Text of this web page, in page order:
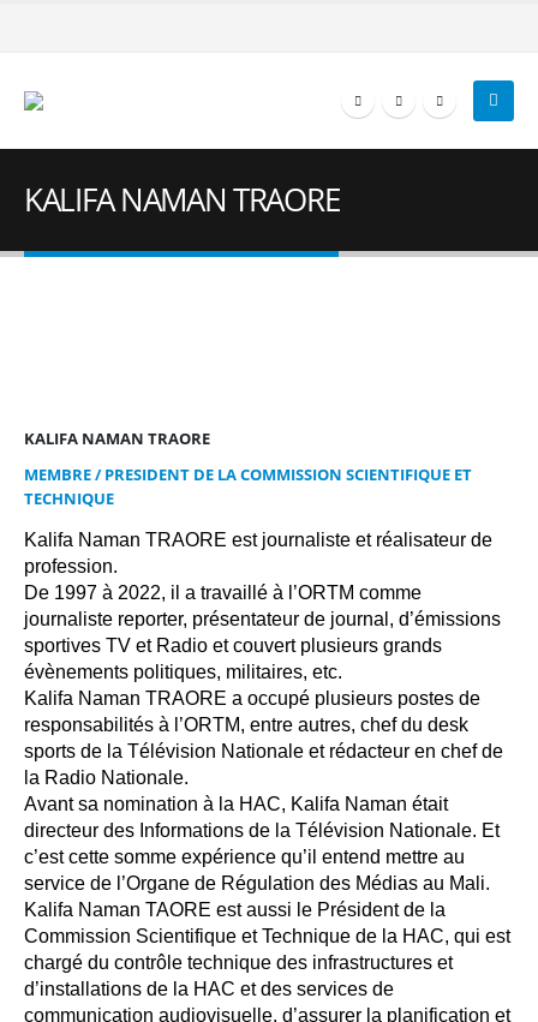
KALIFA NAMAN TRAORE
KALIFA NAMAN TRAORE
MEMBRE / PRESIDENT DE LA COMMISSION SCIENTIFIQUE ET
TECHNIQUE
Kalifa Naman TRAORE est journaliste et réalisateur de
profession.
De 1997 à 2022, il a travaillé à l’ORTM comme
journaliste reporter, présentateur de journal, d’émissions
sportives TV et Radio et couvert plusieurs grands
évènements politiques, militaires, etc.
Kalifa Naman TRAORE a occupé plusieurs postes de
responsabilités à l’ORTM, entre autres, chef du desk
sports de la Télévision Nationale et rédacteur en chef de
la Radio Nationale.
Avant sa nomination à la HAC, Kalifa Naman était
directeur des Informations de la Télévision Nationale. Et
c’est cette somme expérience qu’il entend mettre au
service de l’Organe de Régulation des Médias au Mali.
Kalifa Naman TAORE est aussi le Président de la
Commission Scientifique et Technique de la HAC, qui est
chargé du contrôle technique des infrastructures et
d’installations de la HAC et des services de
communication audiovisuelle, d’assurer la planification et